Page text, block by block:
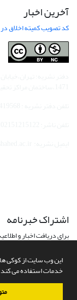
این وب سایت از کوکی ها
خدمات استفاده می
آخرین اخبار
کد تصویب کمیته
اشتراک خبرنامه
برای دریافت اخبار و